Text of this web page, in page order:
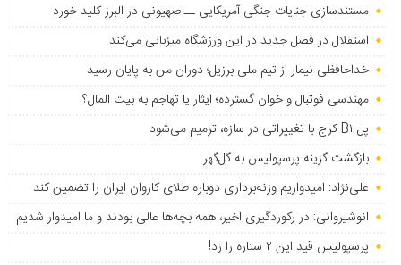
مستندسازی جنایات جنگی آمریکایی ــ صهیونی در البرز کلید خورد
استقلال در فصل جدید در این ورزشگاه میزبانی می‌کند
خداحافظی نیمار از تیم ملی برزیل؛ دوران من به پایان رسید
مهندسی فوتبال و خوان گسترده؛ ایثار یا تهاجم به بیت المال؟
پل B۱ کرج با تغییراتی در سازه، ترمیم می‌شود
بازگشت گزینه پرسپولیس به ‌گل‌گهر
علی‌نژاد: امیدواریم وزنه‌برداری دوباره طلای کاروان ایران را تضمین کند
انوشیروانی: در رکوردگیری اخیر، همه بچه‌ها عالی بودند و ما امیدوار شدیم
پرسپولیس قید این ۲ ستاره را زد!